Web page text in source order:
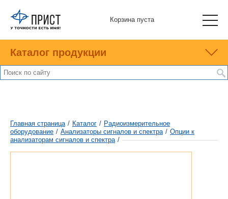
Корзина пуста
Каталог продукции
Главная страница / Каталог / Радиоизмерительное
оборудование / Анализаторы сигналов и спектра / Опции к
анализаторам сигналов и спектра /